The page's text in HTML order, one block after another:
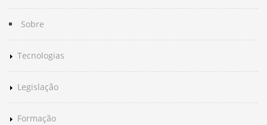
Sobre
Tecnologias
Legislação
Formação